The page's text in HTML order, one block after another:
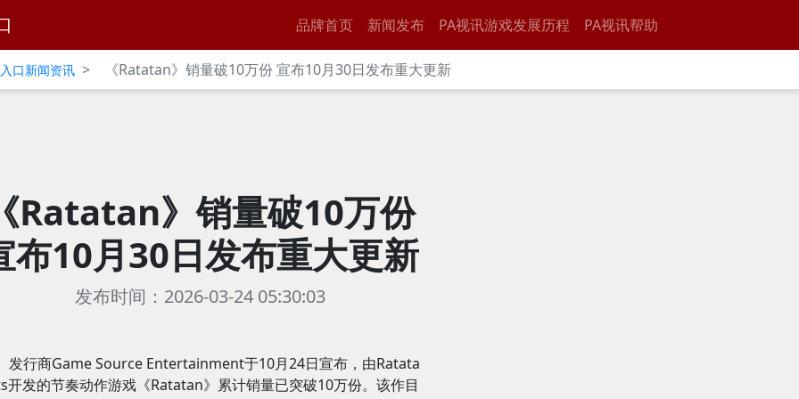
品牌首页 新闻发布 PA视讯游戏发展历程 PA视讯帮助
口新闻资讯 > 《Ratatan》销量破10万份 宣布10月30日发布重大更新
Ratatan》销量破10万份
布10月30日发布重大更新
发布时间：2026-03-24 05:30:03
发行商Game Source Entertainment于10月24日宣布，由Ratata
开发的节奏动作游戏《Ratatan》累计销量已突破10万份。该作目